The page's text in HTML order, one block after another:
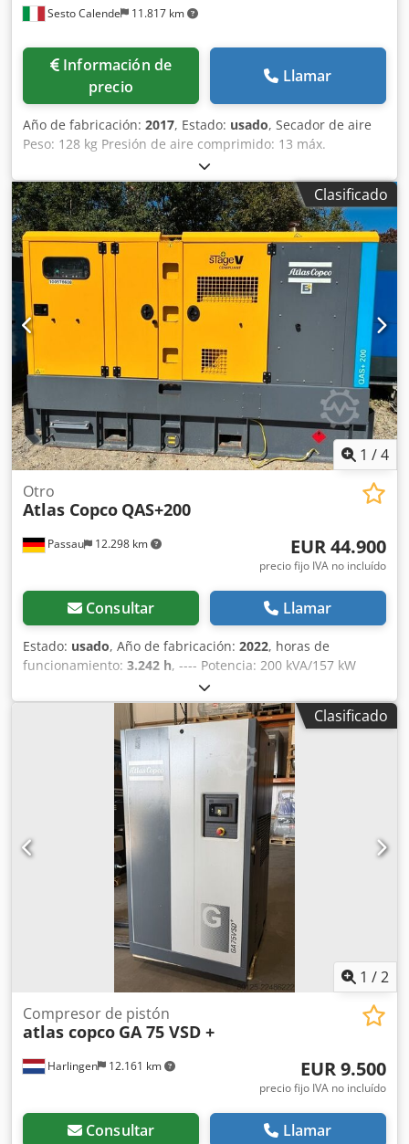
Sesto Calende 11.817 km
Información de
precio
Llamar
Año de fabricación: 2017, Estado: usado, Secador de aire
Peso: 128 kg Presión de aire comprimido: 13 máx.
Temperatura ambiente: 46 °C máx. Crodpfow Da Ensx Aftjf
Clasificado
1 /4
Passau 12.298 km
Otro
Atlas Copco QAS+200
EUR 44.900
precio fijo IVA no incluído
Consultar Llamar
Estado: usado, Año de fabricación: 2022, horas de
funcionamiento: 3.242 h, ---- Potencia: 200 kVA/157 kW
Depósito de combustible: 585 litros Csdpfxjzrkuaj Afterf
Horas de funcionamiento: 3242 h, año de fabricación:
12/2022 Tomas de corriente: 125-63-32-16 A + DS
Interruptor diferencial de tipo B
Clasificado
1 /2
Harlingen 12.161 km
Compresor de pistón
atlas copco GA 75 VSD +
EUR 9.500
precio fijo IVA no incluído
Consultar Llamar